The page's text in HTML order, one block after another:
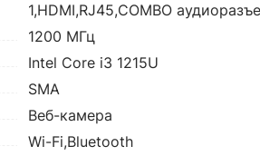
1,HDMI,RJ45,COMBO
1200 МГц
Intel Core i3 1215U
SMA
Веб-камера
Wi-Fi,Bluetooth